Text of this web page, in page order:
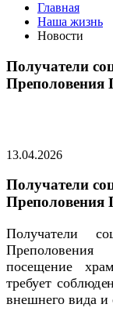
Главная
Наша жизнь
Новости
Получатели
Преполовения
13.04.2026
Получатели
Преполовения
Получатели
посещение
требует
внешнего вида и